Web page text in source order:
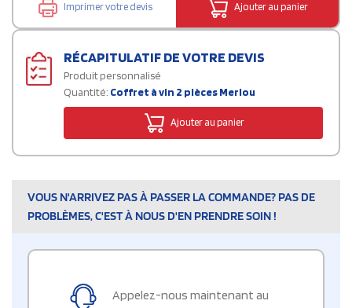
Imprimer votre devis Ajouter au panier
RÉCAPITULATIF DE VOTRE DEVIS
Produit personnalisé
Quantité: Coffret à vin 2 pièces Merlou
Ajouter au panier
VOUS N'ARRIVEZ PAS À PASSER LA COMMANDE? PAS DE
PROBLÈMES, C'EST À NOUS D'EN PRENDRE SOIN !
Appelez-nous maintenant au